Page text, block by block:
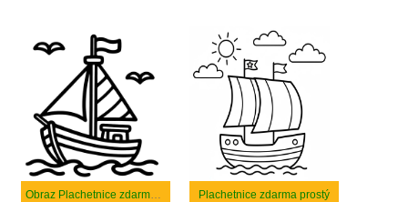
Obraz Plachetnice zdarma tisknutelné Plachetnice zdarma prostý